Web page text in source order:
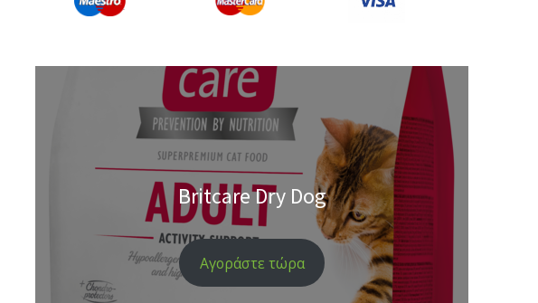
Britcare Dry Dog
Αγοράστε τώρα